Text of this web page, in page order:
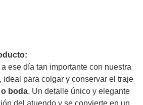
ese día tan importante con nuestra
, ideal para colgar y conservar el traje
boda. Un detalle único y elegante
del atuendo y se convierte en un